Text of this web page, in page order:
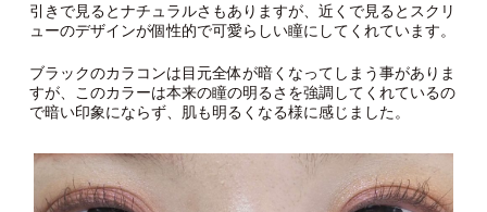
引きで見るとナチュラルさもありますが、近くで見るとスクリ
ューのデザインが個性的で可愛らしい瞳にしてくれています。
ブラックのカラコンは目元全体が暗くなってしまう事がありま
すが、このカラーは本来の瞳の明るさを強調してくれているの
で暗い印象にならず、肌も明るくなる様に感じました。